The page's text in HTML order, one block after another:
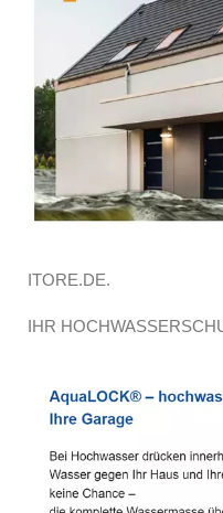
ITORE.DE.
IHR